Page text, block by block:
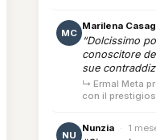
MC
Marilena
“Dolcissimo
conoscitore
sue
↳ Ermal Meta
con il
NU
Nunzia · 1